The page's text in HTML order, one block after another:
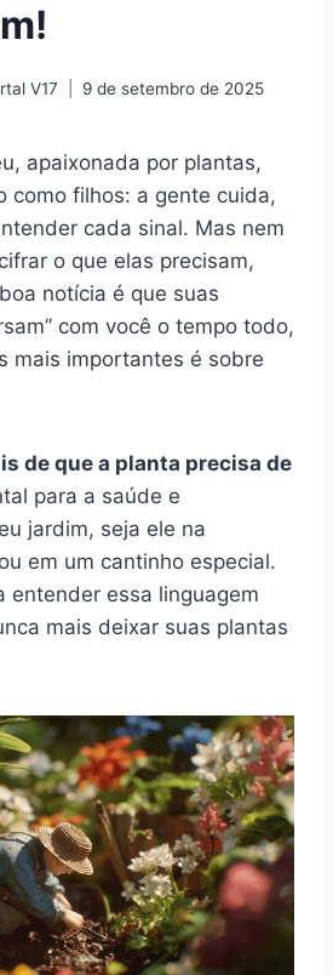
V17 9 de setembro de 2025
apaixonada por plantas,
como filhos: a gente cuida,
cada sinal. Mas nem
o que elas precisam,
notícia é que suas
com você o tempo todo,
mais importantes é sobre
de que a planta precisa de
para a saúde e
jardim, seja ele na
em um cantinho especial.
entender essa linguagem
mais deixar suas plantas